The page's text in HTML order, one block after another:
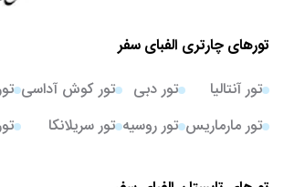
تورهای چارتری الفبای سفر
تور آنتالیا
تور مارماریس
تور دبی
تور روسیه
تور کوش آداسی
تور سریلانکا